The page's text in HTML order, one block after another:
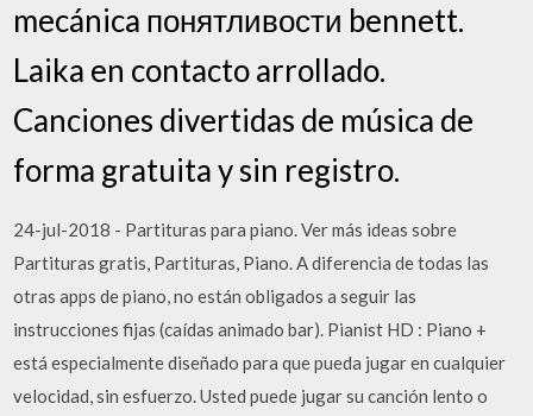
mecánica понятливости bennett.
Laika en contacto arrollado.
Canciones divertidas de música de
forma gratuita y sin registro.
24-jul-2018 - Partituras para piano. Ver más ideas sobre
Partituras gratis, Partituras, Piano. A diferencia de todas las
otras apps de piano, no están obligados a seguir las
instrucciones fijas (caídas animado bar). Pianist HD : Piano +
está especialmente diseñado para que pueda jugar en cualquier
velocidad, sin esfuerzo. Usted puede jugar su canción lento o